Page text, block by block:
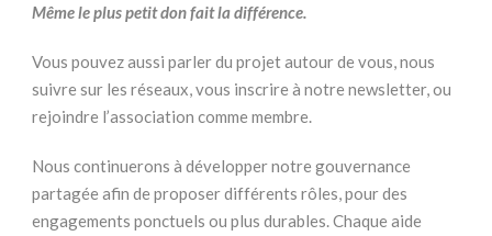
Même le plus petit don fait la différence.
Vous pouvez aussi parler du projet autour de vous, nous
suivre sur les réseaux, vous inscrire à notre newsletter, ou
rejoindre l’association comme membre.
Nous continuerons à développer notre gouvernance
partagée afin de proposer différents rôles, pour des
engagements ponctuels ou plus durables. Chaque aide